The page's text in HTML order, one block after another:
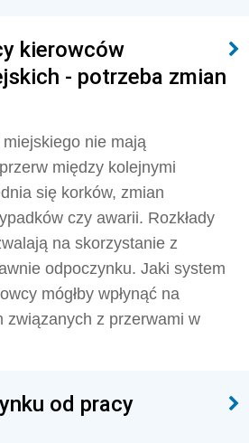
kierowców
- potrzeba zmian
nie mają
między kolejnymi
się korków, zmian
czy awarii. Rozkłady
na skorzystanie z
odpoczynku. Jaki system
mógłby wpłynąć na
związanych z przerwami w
od pracy